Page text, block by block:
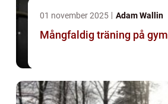
01 november 2025 Adam Wallin
Mångfaldig träning på gym